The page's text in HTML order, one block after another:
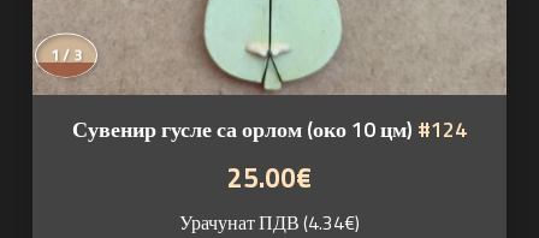
1 / 3
Сувенир гусле са орлом (око 10 цм) #124
25.00€
Урачунат ПДВ (4.34€)